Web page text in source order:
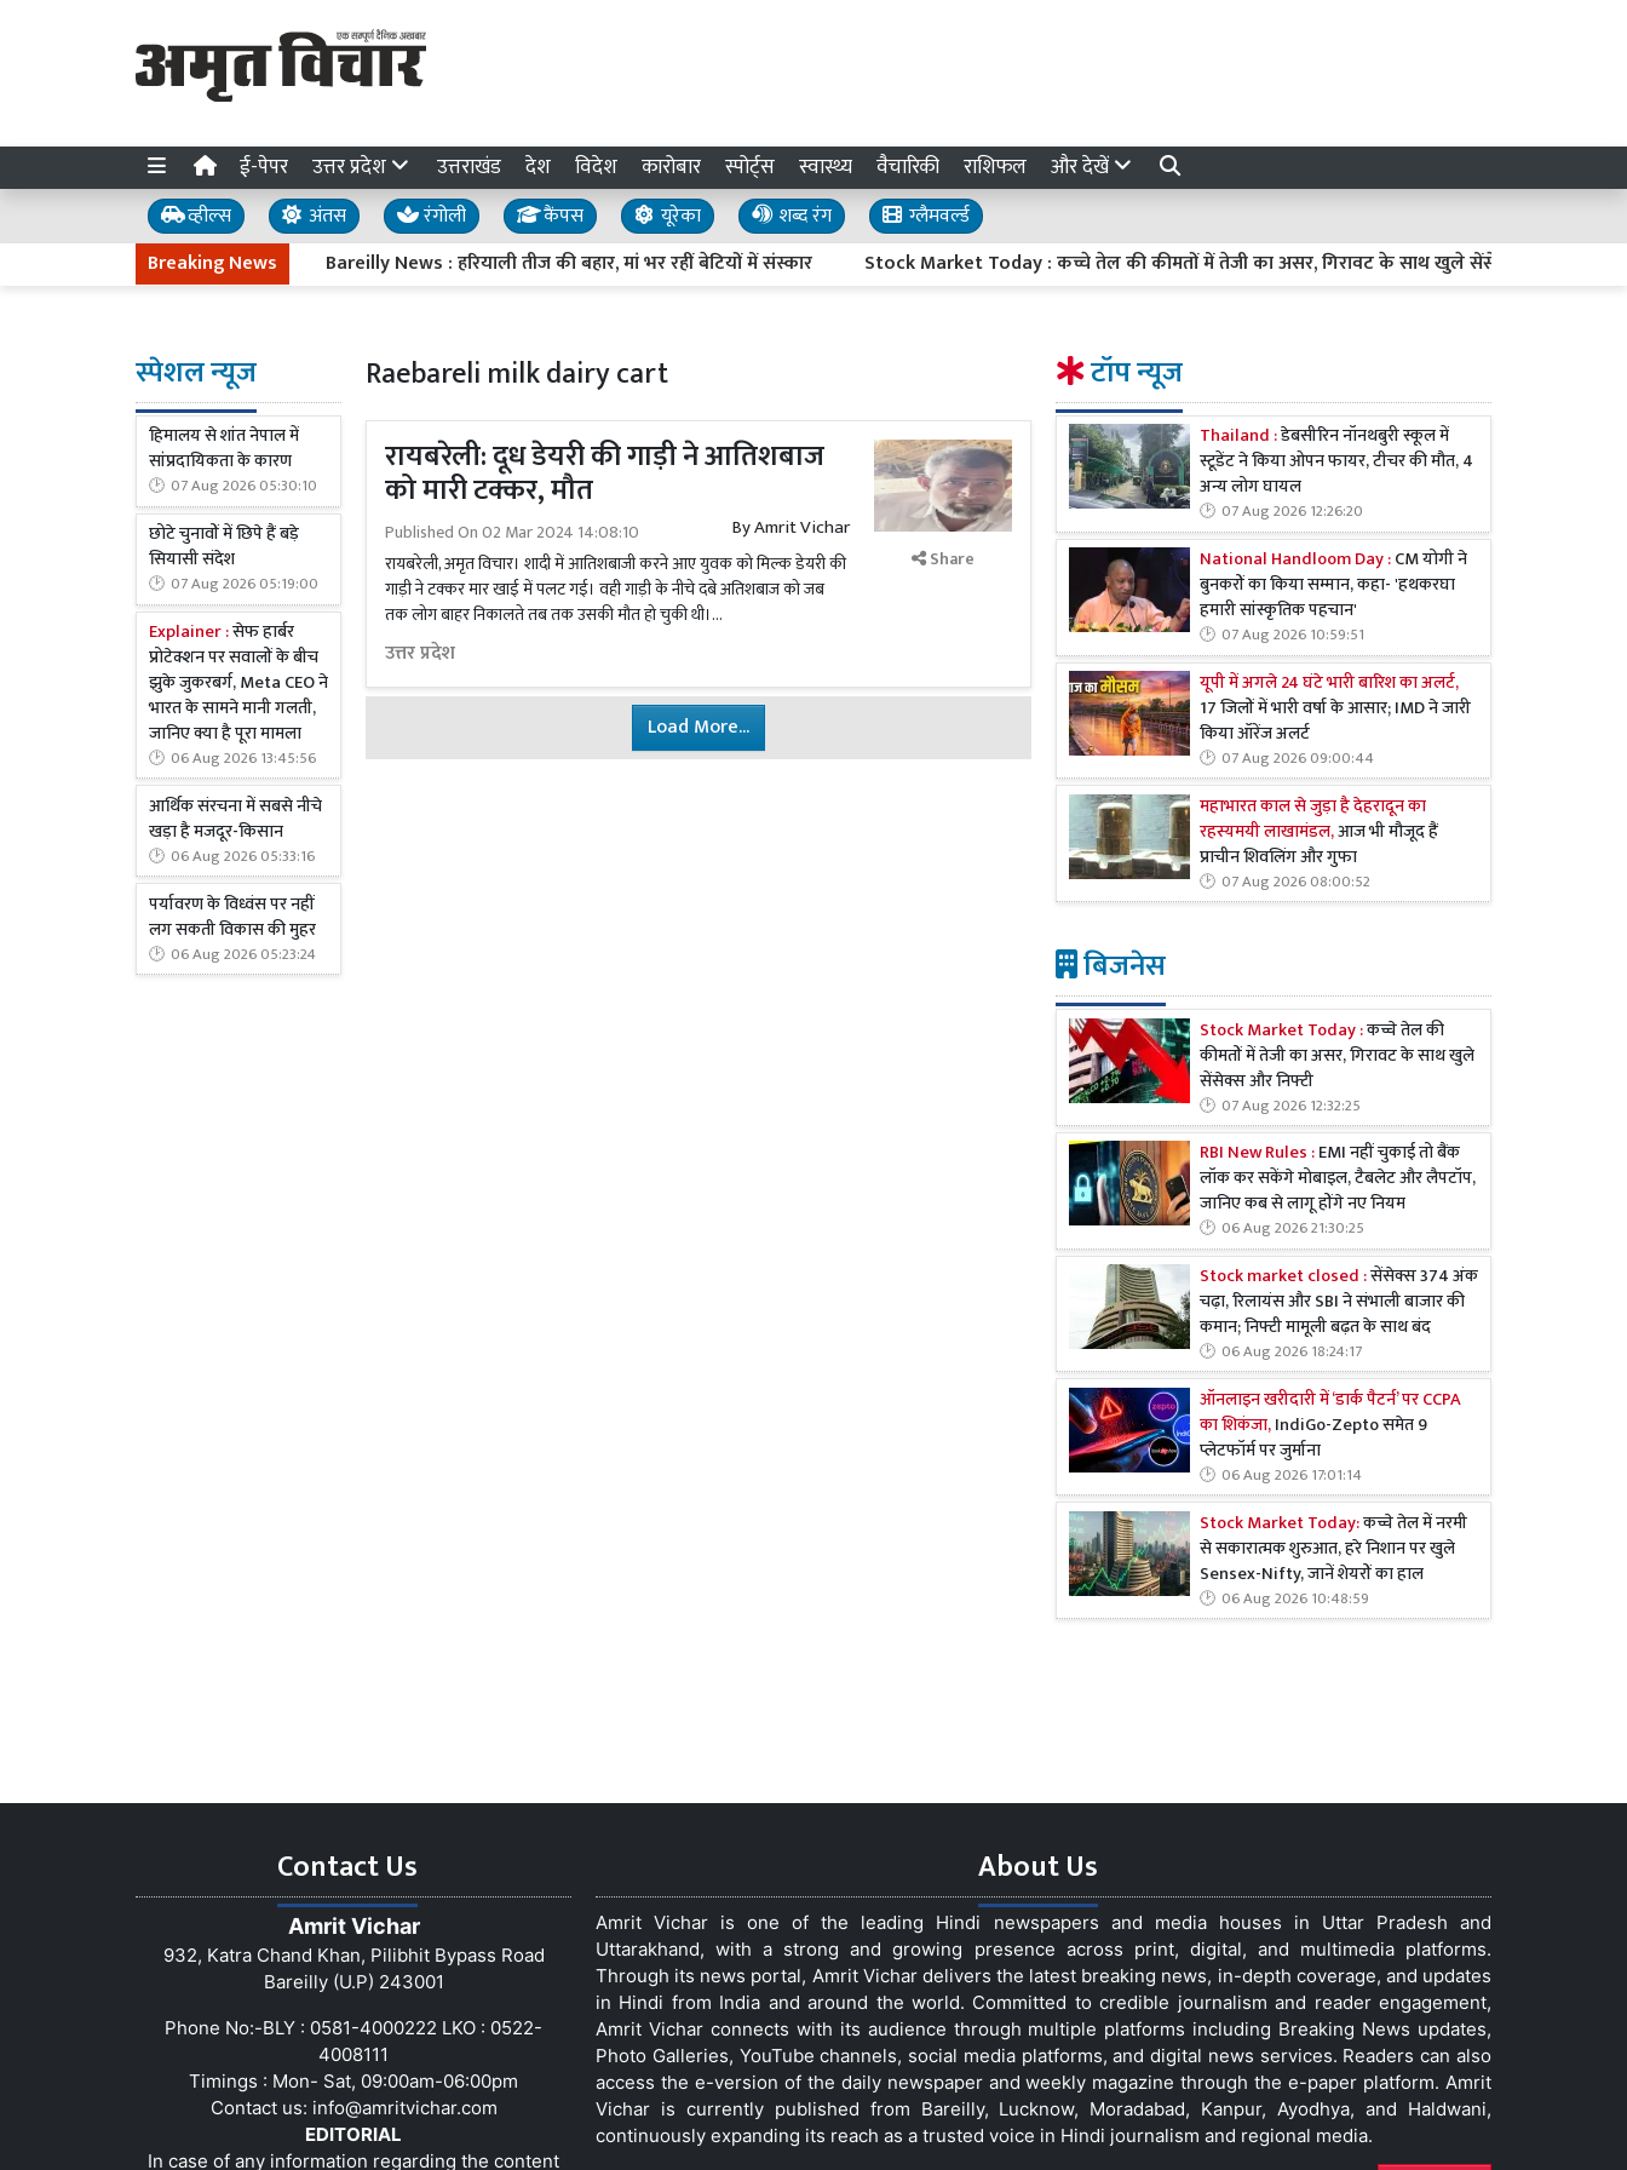
ई-पेपर उत्तर प्रदेश उत्तराखंड देश विदेश कारोबार स्पोर्ट्स स्वास्थ्य वैचारिकी राशिफल और देखें
व्हील्स अंतस रंगोली कैंपस यूरेका शब्द रंग
ग्लैमवर्ल्ड
Breaking News
Bareilly News : हरियाली तीज की बहार, मां भर रहीं बेटियों में संस्कार Stock Market Today : कच्चे तेल की कीमतों में तेजी का असर, गिरावट के साथ खुले सेंसेक्स और निफ्टी
स्पेशल न्यूज
हिमालय से शांत नेपाल में
सांप्रदायिकता के कारण
07 Aug 2026 05:30:10
छोटे चुनावों में छिपे हैं बड़े
सियासी संदेश
07 Aug 2026 05:19:00
Explainer :सेफ हार्बर
प्रोटेक्शन पर सवालों के बीच
झुके जुकरबर्ग, Meta CEO ने
भारत के सामने मानी गलती,
जानिए क्या है पूरा मामला
06 Aug 2026 13:45:56
आर्थिक संरचना में सबसे नीचे
खड़ा है मजदूर-किसान
06 Aug 2026 05:33:16
पर्यावरण के विध्वंस पर नहीं
लग सकती विकास की मुहर
06 Aug 2026 05:23:24
Raebareli milk dairy cart
रायबरेली: दूध डेयरी की गाड़ी ने आतिशबाज
को मारी टक्कर, मौत
Published On02 Mar 2024 14:08:10 ByAmrit Vichar
रायबरेली, अमृत विचार। शादी में आतिशबाजी करने आए युवक को मिल्क डेयरी की
गाड़ी ने टक्कर मार खाई में पलट गई। वही गाड़ी के नीचे दबे अतिशबाज को जब
तक लोग बाहर निकालते तब तक उसकी मौत हो चुकी थी।...
उत्तर प्रदेश
Share
Load More...
टॉप न्यूज
Thailand :डेबसीरिन नॉनथबुरी स्कूल में
स्टूडेंट ने किया ओपन फायर, टीचर की मौत, 4
अन्य लोग घायल
07 Aug 2026 12:26:20
National Handloom Day :CM योगी ने
बुनकरों का किया सम्मान, कहा- 'हथकरघा
हमारी सांस्कृतिक पहचान'
07 Aug 2026 10:59:51
यूपी में अगले 24 घंटे भारी बारिश का अलर्ट,
17 जिलों में भारी वर्षा के आसार; IMD ने जारी
किया ऑरेंज अलर्ट
07 Aug 2026 09:00:44
महाभारत काल से जुड़ा है देहरादून का
रहस्यमयी लाखामंडल,आज भी मौजूद हैं
प्राचीन शिवलिंग और गुफा
07 Aug 2026 08:00:52
बिजनेस
Stock Market Today :कच्चे तेल की
कीमतों में तेजी का असर, गिरावट के साथ खुले
सेंसेक्स और निफ्टी
07 Aug 2026 12:32:25
RBI New Rules :EMI नहीं चुकाई तो बैंक
लॉक कर सकेंगे मोबाइल, टैबलेट और लैपटॉप,
जानिए कब से लागू होंगे नए नियम
06 Aug 2026 21:30:25
Stock market closed :सेंसेक्स 374 अंक
चढ़ा, रिलायंस और SBI ने संभाली बाजार की
कमान; निफ्टी मामूली बढ़त के साथ बंद
06 Aug 2026 18:24:17
ऑनलाइन खरीदारी में ‘डार्क पैटर्न’ पर CCPA
का शिकंजा,IndiGo-Zepto समेत 9
प्लेटफॉर्म पर जुर्माना
06 Aug 2026 17:01:14
Stock Market Today:कच्चे तेल में नरमी
से सकारात्मक शुरुआत, हरे निशान पर खुले
Sensex-Nifty, जानें शेयरों का हाल
06 Aug 2026 10:48:59
Contact Us
Amrit Vichar
932, Katra Chand Khan, Pilibhit Bypass Road
Bareilly (U.P) 243001
Phone No:-BLY : 0581-4000222 LKO : 0522-
4008111
Timings : Mon- Sat, 09:00am-06:00pm
Contact us: info@amritvichar.com
EDITORIAL
In case of any information regarding the content
About Us
Amrit Vichar is one of the leading Hindi newspapers and media houses in Uttar Pradesh and
Uttarakhand, with a strong and growing presence across print, digital, and multimedia platforms.
Through its news portal, Amrit Vichar delivers the latest breaking news, in-depth coverage, and updates
in Hindi from India and around the world. Committed to credible journalism and reader engagement,
Amrit Vichar connects with its audience through multiple platforms including Breaking News updates,
Photo Galleries, YouTube channels, social media platforms, and digital news services. Readers can also
access the e-version of the daily newspaper and weekly magazine through the e-paper platform. Amrit
Vichar is currently published from Bareilly, Lucknow, Moradabad, Kanpur, Ayodhya, and Haldwani,
continuously expanding its reach as a trusted voice in Hindi journalism and regional media.